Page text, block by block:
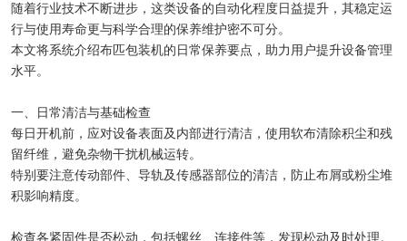
随着行业技术不断进步，这类设备的自动化程度日益提升，其稳定运
行与使用寿命更与科学合理的保养维护密不可分。
本文将系统介绍布匹包装机的日常保养要点，助力用户提升设备管理
水平。
一、日常清洁与基础检查
每日开机前，应对设备表面及内部进行清洁，使用软布清除积尘和残
留纤维，避免杂物干扰机械运转。
特别要注意传动部件、导轨及传感器部位的清洁，防止布屑或粉尘堆
积影响精度。
检查各紧固件是否松动，包括螺丝、连接件等，发现松动及时处理。